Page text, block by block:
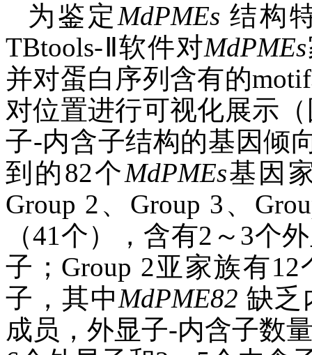
为鉴定MdPMEs 结构
TBtools-Ⅱ软件对MdPMEs
并对蛋白序列含有的
对位置进行可视化展示
子-内含子结构的基因倾
到的82个MdPMEs基因
Group 2、Group 3、
（41个），含有2～3个
子；Group 2亚家族有
子，其中MdPME82 缺乏
成员，外显子-内含子数